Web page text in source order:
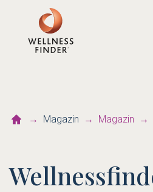
Magazin Magazin